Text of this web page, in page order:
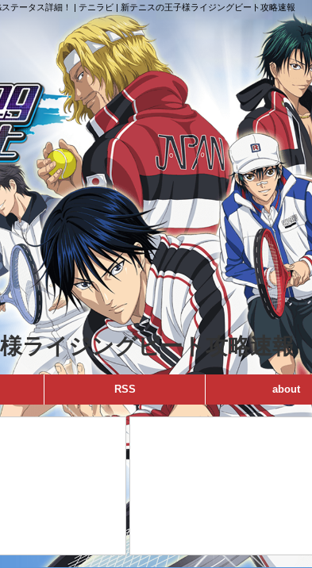
テータス詳細！ | テニラビ | 新テニスの王子様ライジングビート攻略速報
ライジングビート攻略速報
RSS about